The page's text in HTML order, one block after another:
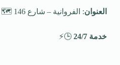
العنوان: الفروانية – شارع 146 🗺️
خدمة 24/7 🕒⚡